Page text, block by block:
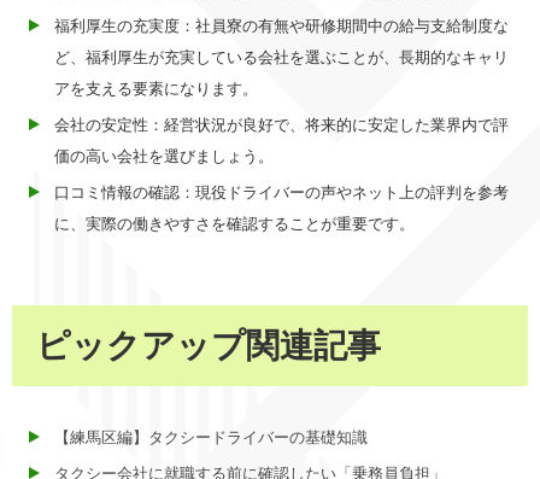
福利厚生の充実度：社員寮の有無や研修期間中の給与支給制度な
ど、福利厚生が充実している会社を選ぶことが、長期的なキャリ
アを支える要素になります。
会社の安定性：経営状況が良好で、将来的に安定した業界内で評
価の高い会社を選びましょう。
口コミ情報の確認：現役ドライバーの声やネット上の評判を参考
に、実際の働きやすさを確認することが重要です。
ピックアップ関連記事
【練馬区編】タクシードライバーの基礎知識
タクシー会社に就職する前に確認したい「乗務員負担」